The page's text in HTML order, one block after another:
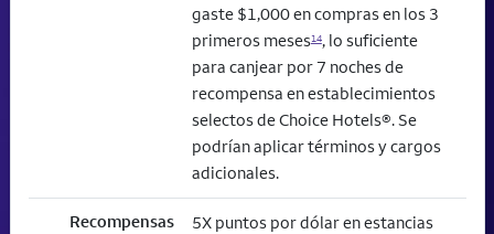
gaste $1,000 en compras en los 3
primeros meses14, lo suficiente
para canjear por 7 noches de
recompensa en establecimientos
selectos de Choice Hotels®. Se
podrían aplicar términos y cargos
adicionales.
Recompensas
5X puntos por dólar en estancias